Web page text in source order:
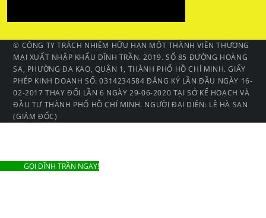
© CÔNG TY TRÁCH NHIỆM HỮU HẠN MỘT THÀNH VIÊN THƯƠNG
MẠI XUẤT NHẬP KHẨU DĨNH TRẦN. 2019. SỐ 85 ĐƯỜNG HOÀNG
SA, PHƯỜNG ĐA KAO, QUẬN 1, THÀNH PHỐ HỒ CHÍ MINH. GIẤY
PHÉP KINH DOANH SỐ: 0314234584 ĐĂNG KÝ LẦN ĐẦU NGÀY 16-
02-2017 THAY ĐỔI LẦN 6 NGÀY 29-06-2020 TẠI SỞ KẾ HOẠCH VÀ
ĐẦU TƯ THÀNH PHỐ HỒ CHÍ MINH. NGƯỜI ĐẠI DIỆN: LÊ HÀ SAN
(GIÁM ĐỐC)
GỌI DĨNH TRẦN NGAY!